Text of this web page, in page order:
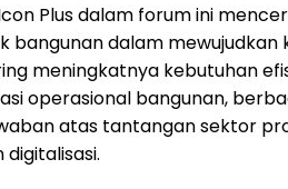
Plus dalam forum ini
bangunan dalam
meningkatnya kebutuhan
operasional bangunan,
atas tantangan sektor